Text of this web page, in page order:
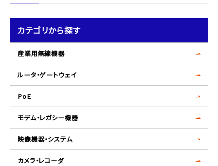
カテゴリから探す
産業用無線機器
ルータ・ゲートウェイ
PoE
モデム・レガシー機器
映像機器・システム
カメラ・レコーダ